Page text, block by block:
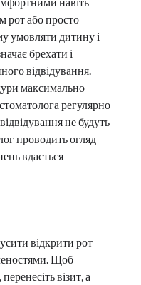
рот або просто
умовляти дитину і
брехати і
відвідування.
максимально
регулярно
не будуть
проводить огляд
вдасться
відкрити рот
Щоб
візит, а